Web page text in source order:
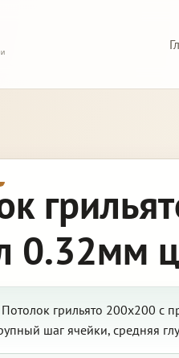
0.32мм
Потолок грильято 200х200 с
шаг ячейки, средняя